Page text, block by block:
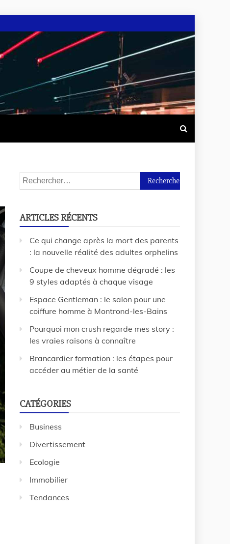
ARTICLES RÉCENTS
Ce qui change après la mort des parents
: la nouvelle réalité des adultes orphelins
Coupe de cheveux homme dégradé : les
9 styles adaptés à chaque visage
Espace Gentleman : le salon pour une
coiffure homme à Montrond-les-Bains
Pourquoi mon crush regarde mes story :
les vraies raisons à connaître
Brancardier formation : les étapes pour
accéder au métier de la santé
CATÉGORIES
Business
Divertissement
Ecologie
Immobilier
Tendances